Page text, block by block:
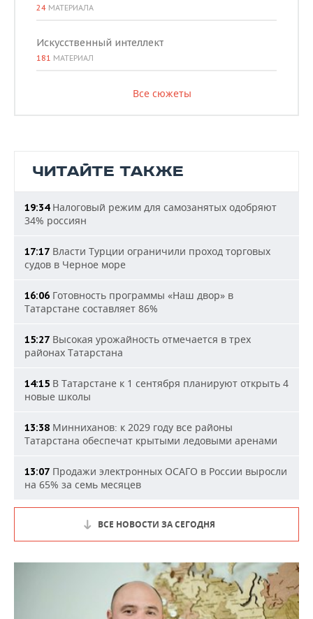
24 МАТЕРИАЛА
Искусственный интеллект
181 МАТЕРИАЛ
Все сюжеты
ЧИТАЙТЕ ТАКЖЕ
19:34Налоговый режим для самозанятых одобряют
34% россиян
17:17 Власти Турции ограничили проход торговых
судов в Черное море
16:06 Готовность программы «Наш двор» в
Татарстане составляет 86%
15:27 Высокая урожайность отмечается в трех
районах Татарстана
14:15 В Татарстане к 1 сентября планируют открыть 4
новые школы
13:38 Минниханов: к 2029 году все районы
Татарстана обеспечат крытыми ледовыми аренами
13:07 Продажи электронных ОСАГО в России выросли
на 65% за семь месяцев
ВСЕ НОВОСТИ ЗА СЕГОДНЯ